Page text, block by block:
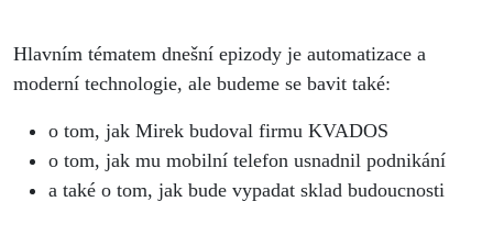
Hlavním tématem dnešní epizody je automatizace a
moderní technologie, ale budeme se bavit také:
o tom, jak Mirek budoval firmu KVADOS
o tom, jak mu mobilní telefon usnadnil podnikání
a také o tom, jak bude vypadat sklad budoucnosti